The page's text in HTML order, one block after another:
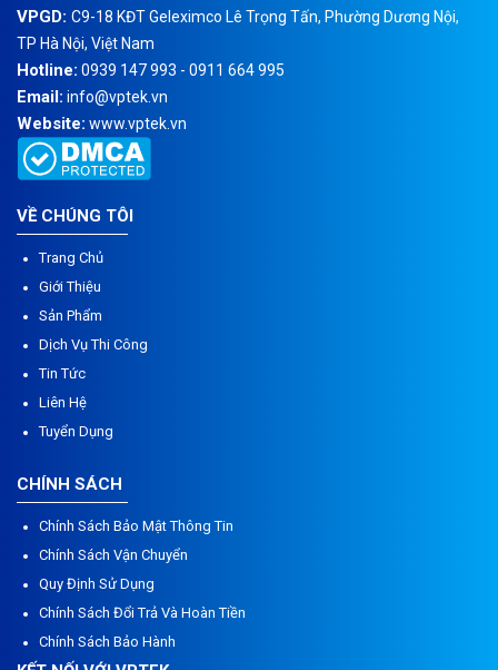
VPGD: C9-18 KĐT Geleximco Lê Trọng Tấn, Phường Dương Nội,
TP Hà Nội, Việt Nam
Hotline: 0939 147 993 - 0911 664 995
Email: info@vptek.vn
Website: www.vptek.vn
VỀ CHÚNG TÔI
Trang Chủ
Giới Thiệu
Sản Phẩm
Dịch Vụ Thi Công
Tin Tức
Liên Hệ
Tuyển Dụng
CHÍNH SÁCH
Chính Sách Bảo Mật Thông Tin
Chính Sách Vận Chuyển
Quy Định Sử Dụng
Chính Sách Đổi Trả Và Hoàn Tiền
Chính Sách Bảo Hành